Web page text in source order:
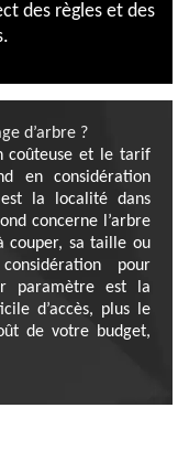
des règles et des
d’arbre ?
coûteuse et le tarif
en considération
la localité dans
concerne l’arbre
couper, sa taille ou
pour
paramètre est la
d’accès, plus le
de votre budget,